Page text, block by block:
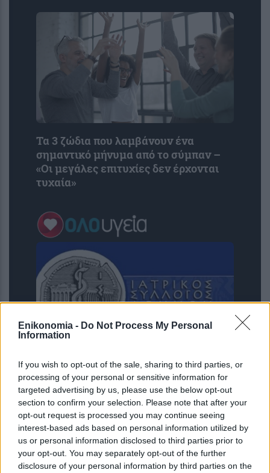
Enikonomia - Do Not Process My Personal
Information
If you wish to opt-out of the sale, sharing to third parties, or
processing of your personal or sensitive information for
targeted advertising by us, please use the below opt-out
section to confirm your selection. Please note that after your
opt-out request is processed you may continue seeing
interest-based ads based on personal information utilized by
us or personal information disclosed to third parties prior to
your opt-out. You may separately opt-out of the further
disclosure of your personal information by third parties on the
Τα 3 ζώδια που λαμβάνουν ένα
σημαντικό μήνυμα από το σύμπαν –
«Οι μεγάλες επιτυχίες δεν έρχονται
τυχαία»
Διευθέτηση των αποζημιώσεων των
Στρατιωτικών Ιατρών, μετά από
αίτημα του ΙΣΑ